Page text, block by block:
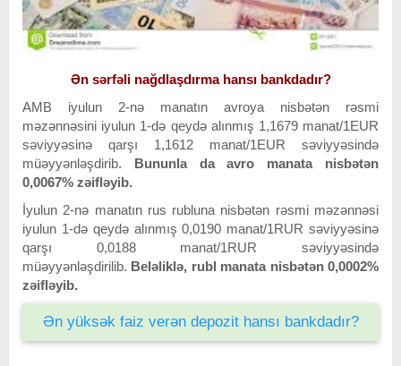
Ən sərfəli nağdlaşdırma hansı bankdadır?
AMB iyulun 2-nə manatın avroya nisbətən rəsmi
məzənnəsini iyulun 1-də qeydə alınmış 1,1679 manat/1EUR
səviyyəsinə qarşı 1,1612 manat/1EUR səviyyəsində
müəyyənləşdirib. Bununla da avro manata nisbətən
0,0067% zəifləyib.
İyulun 2-nə manatın rus rubluna nisbətən rəsmi məzənnəsi
iyulun 1-də qeydə alınmış 0,0190 manat/1RUR səviyyəsinə
qarşı 0,0188 manat/1RUR səviyyəsində
müəyyənləşdirilib. Beləliklə, rubl manata nisbətən 0,0002%
zəifləyib.
Ən yüksək faiz verən depozit hansı bankdadır?